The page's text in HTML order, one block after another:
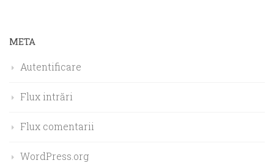
META
Autentificare
Flux intrări
Flux comentarii
WordPress.org